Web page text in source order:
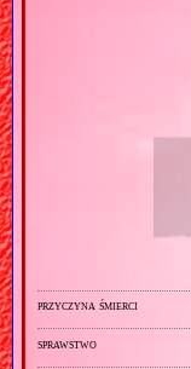
przyczyna śmierci
sprawstwo